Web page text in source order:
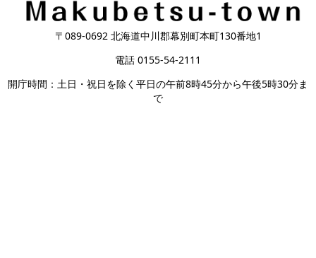
〒089-0692 北海道中川郡幕別町本町130番地1
電話 0155-54-2111
開庁時間：土日・祝日を除く平日の午前8時45分から午後5時30分ま
で